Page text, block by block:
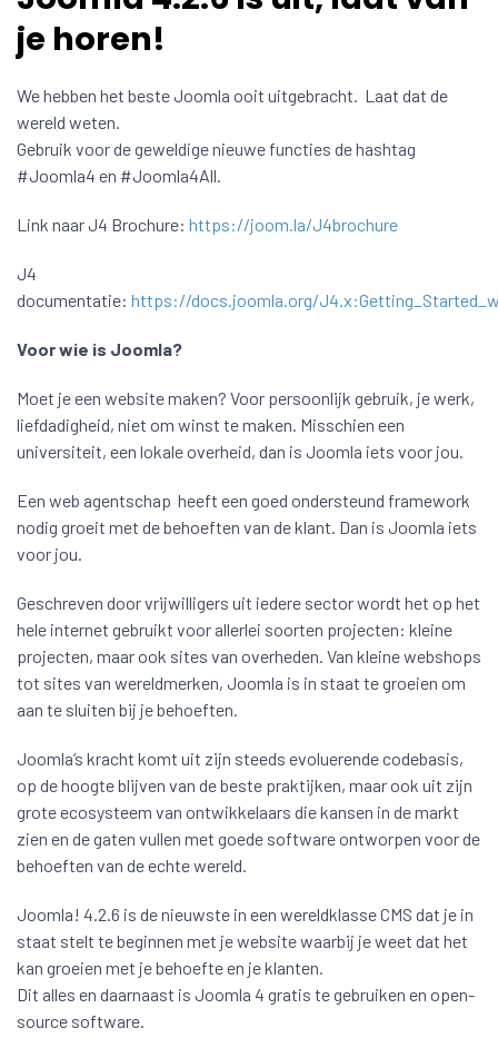
je horen!
We hebben het beste Joomla ooit uitgebracht. Laat dat de
wereld weten.
Gebruik voor de geweldige nieuwe functies de hashtag
#Joomla4 en #Joomla4All.
Link naar J4 Brochure: https://joom.la/J4brochure
J4
documentatie: https://docs.joomla.org/
Voor wie is Joomla?
Moet je een website maken? Voor persoonlijk gebruik, je werk,
liefdadigheid, niet om winst te maken. Misschien een
universiteit, een lokale overheid, dan is Joomla iets voor jou.
Een web agentschap heeft een goed ondersteund framework
nodig groeit met de behoeften van de klant. Dan is Joomla iets
voor jou.
Geschreven door vrijwilligers uit iedere sector wordt het op het
hele internet gebruikt voor allerlei soorten projecten: kleine
projecten, maar ook sites van overheden. Van kleine webshops
tot sites van wereldmerken, Joomla is in staat te groeien om
aan te sluiten bij je behoeften.
Joomla’s kracht komt uit zijn steeds evoluerende codebasis,
op de hoogte blijven van de beste praktijken, maar ook uit zijn
grote ecosysteem van ontwikkelaars die kansen in de markt
zien en de gaten vullen met goede software ontworpen voor de
behoeften van de echte wereld.
Joomla! 4.2.6 is de nieuwste in een wereldklasse CMS dat je in
staat stelt te beginnen met je website waarbij je weet dat het
kan groeien met je behoefte en je klanten.
Dit alles en daarnaast is Joomla 4 gratis te gebruiken en open-
source software.